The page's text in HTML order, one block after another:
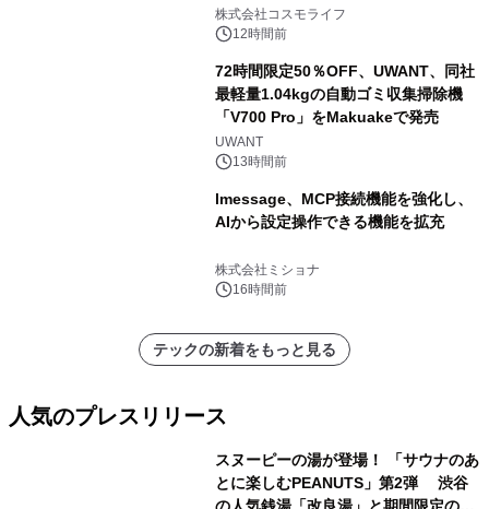
ャンペーンを実施
株式会社コスモライフ
12時間前
72時間限定50％OFF、UWANT、同社
最軽量1.04kgの自動ゴミ収集掃除機
「V700 Pro」をMakuakeで発売
UWANT
13時間前
lmessage、MCP接続機能を強化し、
AIから設定操作できる機能を拡充
株式会社ミショナ
16時間前
テックの新着をもっと見る
人気のプレスリリース
スヌーピーの湯が登場！ 「サウナのあ
とに楽しむPEANUTS」第2弾 渋谷